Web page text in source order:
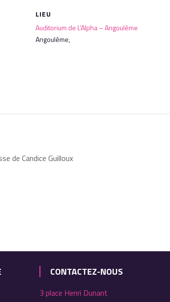
LIEU
Auditorium de L’Alpha – Angoulême
Angoulême,
de Candice Guilloux
CONTACTEZ-NOUS
3 place Henri Dunant